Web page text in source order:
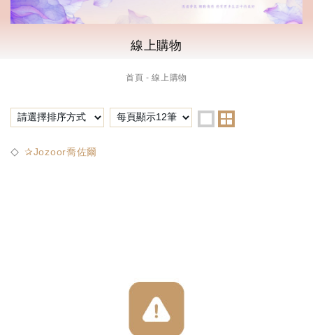
線上購物
首頁 線上購物
✰Jozoor喬佐爾